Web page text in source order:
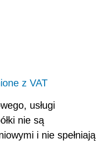
z VAT
usługi
nie są
i nie spełniają